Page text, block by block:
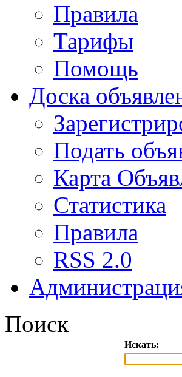
Правила
Тарифы
Помощь
Доска
Подать
Карта
Статистика
Правила
RSS 2.0
Поиск
Искать: